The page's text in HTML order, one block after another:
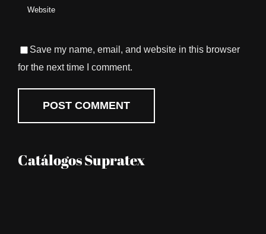
Save my name, email, and website in this browser
for the next time I comment.
Catálogos Supratex